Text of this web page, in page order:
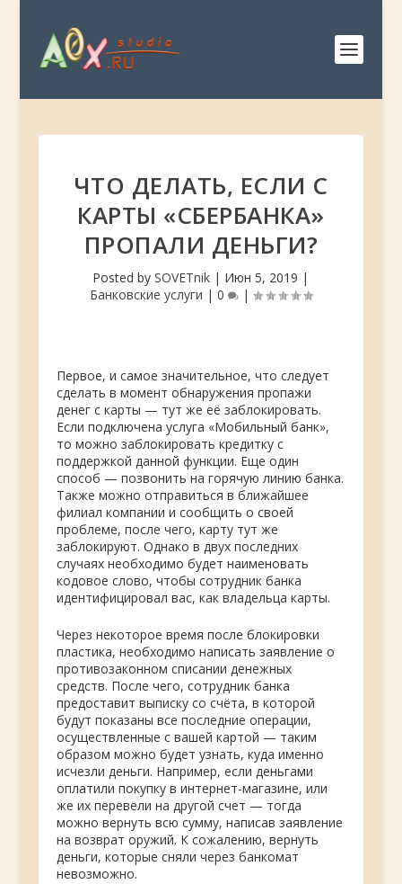
ЧТО ДЕЛАТЬ, ЕСЛИ С
КАРТЫ «СБЕРБАНКА»
ПРОПАЛИ ДЕНЬГИ?
Posted bySOVETnik | Июн 5, 2019 |
Банковские услуги | 0 |
Первое, и самое значительное, что следует
сделать в момент обнаружения пропажи
денег с карты — тут же её заблокировать.
Если подключена услуга «Мобильный банк»,
то можно заблокировать кредитку с
поддержкой данной функции. Еще один
способ — позвонить на горячую линию банка.
Также можно отправиться в ближайшее
филиал компании и сообщить о своей
проблеме, после чего, карту тут же
заблокируют. Однако в двух последних
случаях необходимо будет наименовать
кодовое слово, чтобы сотрудник банка
идентифицировал вас, как владельца карты.
Через некоторое время после блокировки
пластика, необходимо написать заявление о
противозаконном списании денежных
средств. После чего, сотрудник банка
предоставит выписку со счёта, в которой
будут показаны все последние операции,
осуществленные с вашей картой — таким
образом можно будет узнать, куда именно
исчезли деньги. Например, если деньгами
оплатили покупку в интернет-магазине, или
же их перевели на другой счет — тогда
можно вернуть всю сумму, написав заявление
на возврат оружий. К сожалению, вернуть
деньги, которые сняли через банкомат
невозможно.